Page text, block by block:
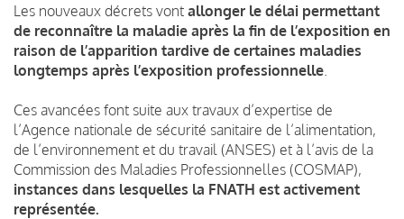
Les nouveaux décrets vont allonger le délai permettant
de reconnaître la maladie après la fin de l’exposition en
raison de l’apparition tardive de certaines maladies
longtemps après l’exposition professionnelle
Ces avancées font suite aux travaux d’expertise de
l’Agence nationale de sécurité sanitaire de l’alimentation,
de l’environnement et du travail (ANSES) et à l’avis de la
Commission des Maladies Professionnelles (COSMAP),
instances dans lesquelles la FNATH est activement
représentée.